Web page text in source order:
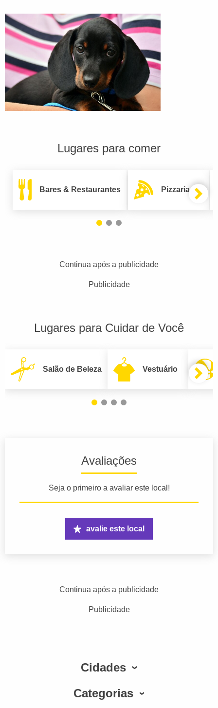
Lugares para comer
Bares & Restaurantes Pizzarias
Continua após a publicidade
Publicidade
Lugares para Cuidar de Você
Salão de Beleza Vestuário
Avaliações
Seja o primeiro a avaliar este local!
avalie este local
Continua após a publicidade
Publicidade
Cidades
Categorias